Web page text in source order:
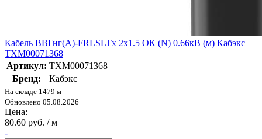
Кабель ВВГнг(А)-FRLSLTx 2х1.5 ОК (N) 0.66кВ (м) Кабэкс
ТХМ00071368
Артикул: ТХМ00071368
Бренд:
Кабэкс
На складе 1479 м
Обновлено 05.08.2026
Цена:
80.60 руб. / м
-